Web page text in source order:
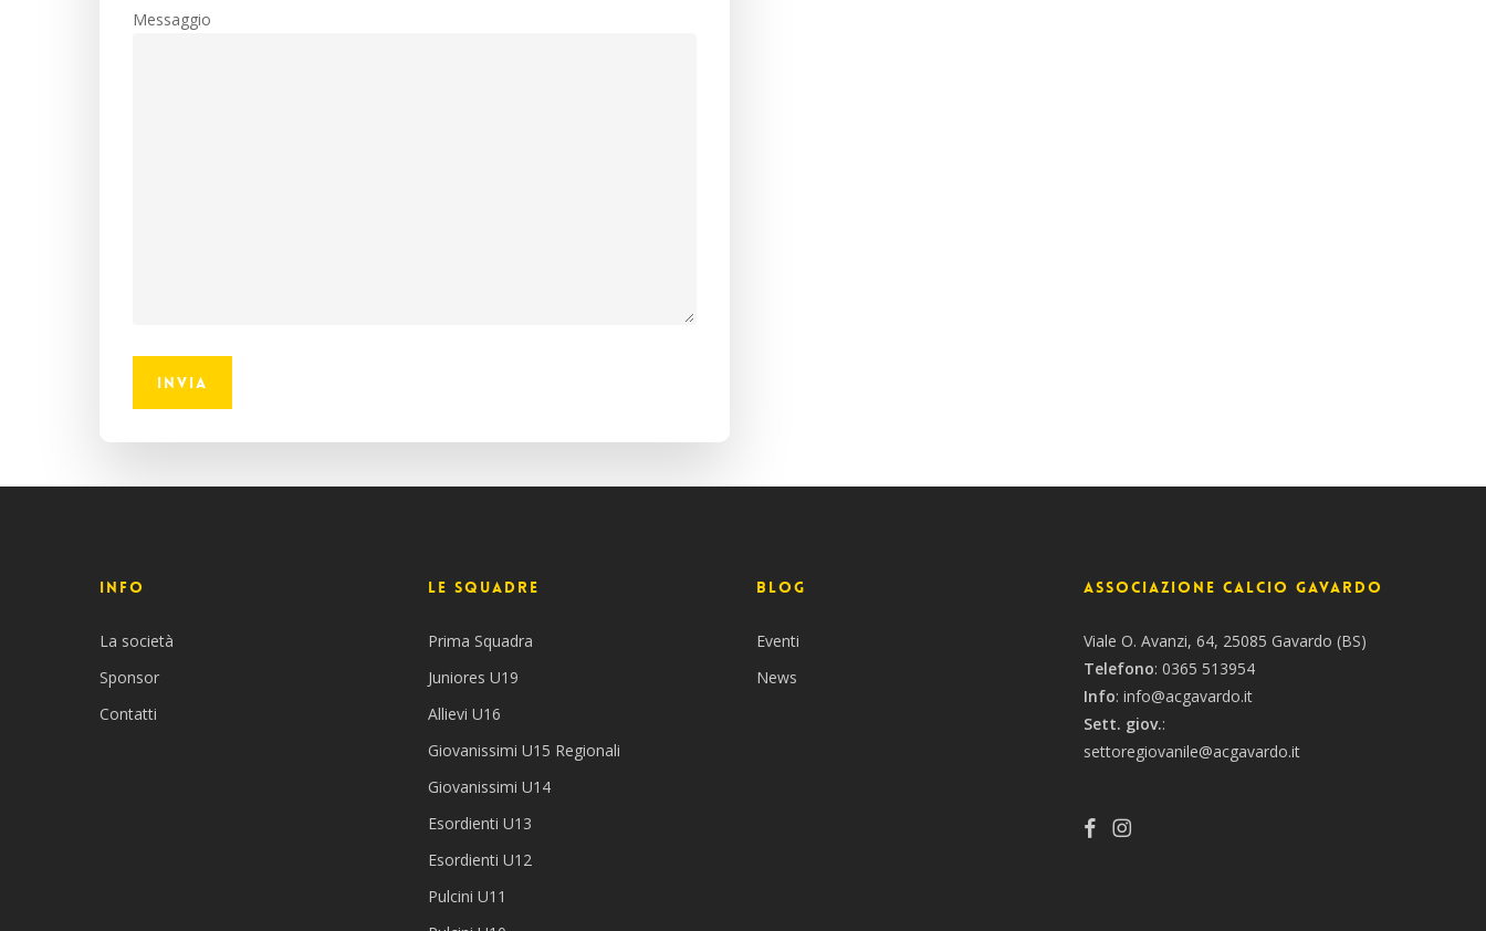
Messaggio
INFO
La società
Sponsor
Contatti
Le Squadre
Prima Squadra
Juniores U19
Allievi U16
Giovanissimi U15 Regionali
Giovanissimi U14
Esordienti U13
Esordienti U12
Pulcini U11
BLOG
Eventi
News
Associazione Calcio Gavardo
Viale O. Avanzi, 64, 25085 Gavardo (BS)
Telefono:0365 513954
Info:info@acgavardo.it
Sett. giov.:
settoregiovanile@acgavardo.it